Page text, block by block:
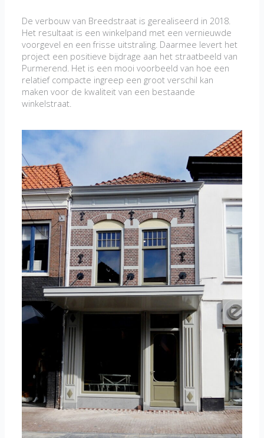
De verbouw van Breedstraat is gerealiseerd in 2018.
Het resultaat is een winkelpand met een vernieuwde
voorgevel en een frisse uitstraling. Daarmee levert het
project een positieve bijdrage aan het straatbeeld van
Purmerend. Het is een mooi voorbeeld van hoe een
relatief compacte ingreep een groot verschil kan
maken voor de kwaliteit van een bestaande
winkelstraat.